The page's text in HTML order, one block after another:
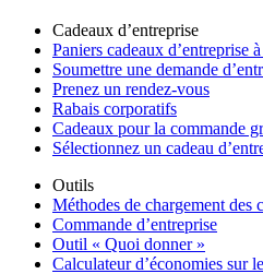
Cadeaux d’entreprise
Paniers cadeaux d’entreprise
Soumettre une demande
Prenez un rendez-vous
Rabais corporatifs
Cadeaux pour la commande
Sélectionnez un cadeau
Outils
Méthodes de chargement des
Commande d’entreprise
Outil « Quoi donner »
Calculateur d’économies sur